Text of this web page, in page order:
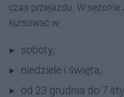
czas przejazdu. W
kursować w:
soboty,
niedziele i święta,
od 23 grudnia do 7